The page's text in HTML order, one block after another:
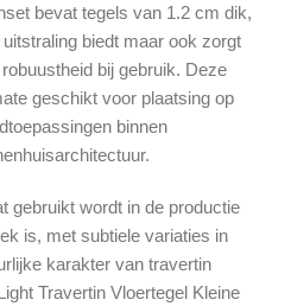
bevat tegels van 1.2 cm dik,
biedt maar ook zorgt
bij gebruik. Deze
geschikt voor plaatsing op
binnen
gebruikt wordt in de productie
is, met subtiele variaties in
karakter van travertin
Travertin Vloertegel Kleine